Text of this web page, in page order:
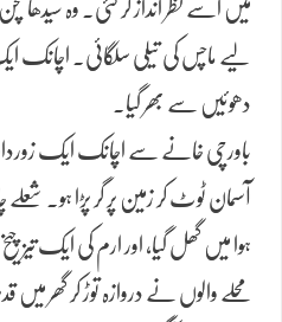
میں اسے نظر انداز کر گئی۔ وہ سیدھا
لیے ماچس کی تیلی سلگائی۔ اچانک ایک
دھوئیں سے بھر گیا۔
باورچی خانے سے اچانک ایک زوردار
آسمان ٹوٹ کر زمین پر گر پڑا ہو۔
ہوا میں گھل گیا، اور ارم کی ایک تیز
محلے والوں نے دروازہ توڑ کر گھر میں